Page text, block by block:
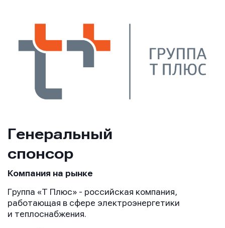
Генеральный
спонсор
Компания на рынке
Группа «T Плюс» - российская компания,
работающая в сфере электроэнергетики
и теплоснабжения.